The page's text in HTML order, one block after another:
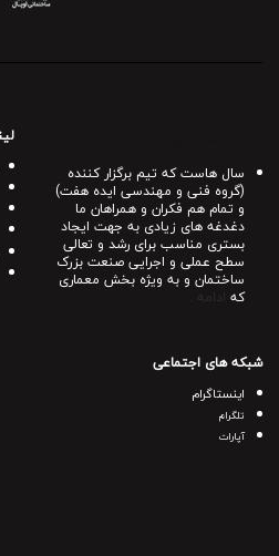
سال هاست که تیم برگزار کننده
(گروه فنی و مهندسی ایده هفت)
و تمام هم فکران و همراهان ما
دغدغه های زیادی به جهت ایجاد
بستری مناسب برای رشد و تعالی
سطح عملی و اجرایی صنعت بزرک
ساختمان و به ویژه بخش معماری
که
شبکه های اجتماعی
اینستاگرام
تلگرام
آپارات